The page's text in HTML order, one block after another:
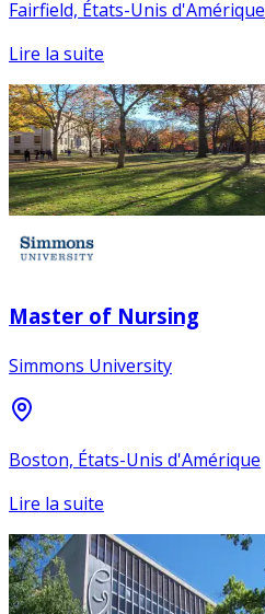
Fairfield, États-Unis d'Amérique
Lire la suite
Master of Nursing
Simmons University
Boston, États-Unis d'Amérique
Lire la suite